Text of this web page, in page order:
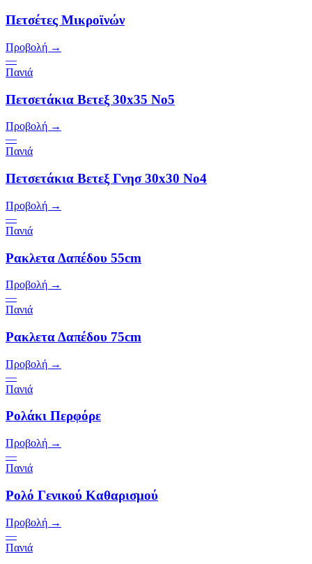
Πετσέτες Μικροϊνών
Προβολή →
—
Πανιά
Πετσετάκια Βετεξ 30x35 Νο5
Προβολή →
—
Πανιά
Πετσετάκια Βετεξ Γνησ 30x30 Νο4
Προβολή →
—
Πανιά
Ρακλετα Δαπέδου 55cm
Προβολή →
—
Πανιά
Ρακλετα Δαπέδου 75cm
Προβολή →
—
Πανιά
Ρολάκι Περφόρε
Προβολή →
—
Πανιά
Ρολό Γενικού Καθαρισμού
Προβολή →
—
Πανιά